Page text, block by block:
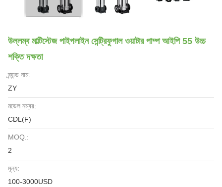
উল্লম্ব মাল্টিস্টেজ পাইপলাইন সেন্ট্রিফুগাল ওয়াটার পাম্প আইপি 55 উচ্চ
শক্তি দক্ষতা
ব্র্যান্ড নাম:
ZY
মডেল নম্বর:
CDL(F)
MOQ.:
2
মূল্য:
100-3000USD